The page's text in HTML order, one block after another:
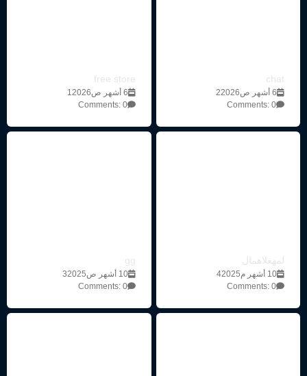
chat
6 أشهر ص22026
Comments: 0
free store
6 أشهر ص12026
Comments: 0
لمهغلاهمال
10 أشهر م42025
Comments: 0
gg
10 أشهر ص32025
Comments: 0